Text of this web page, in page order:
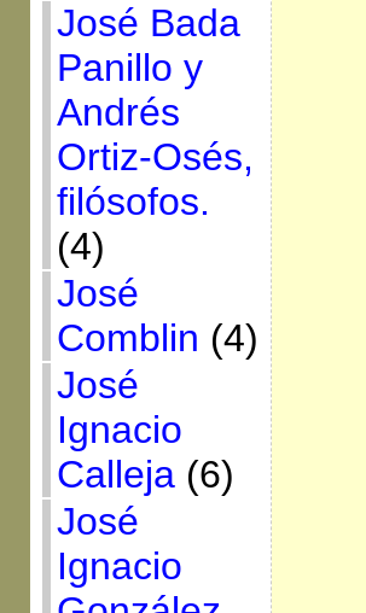
José Bada
Panillo y
Andrés
Ortiz-Osés,
filósofos.
(4)
José
Comblin (4)
José
Ignacio
Calleja(6)
José
Ignacio